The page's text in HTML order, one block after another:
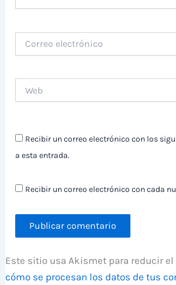
electrónico
Recibir un correo electrónico con los
a esta entrada.
Recibir un correo electrónico con cada
Este sitio usa Akismet para reducir
cómo se procesan los datos de tus